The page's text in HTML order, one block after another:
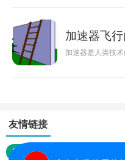
加速器飞
加速器是人类技
友情链接
网站地图